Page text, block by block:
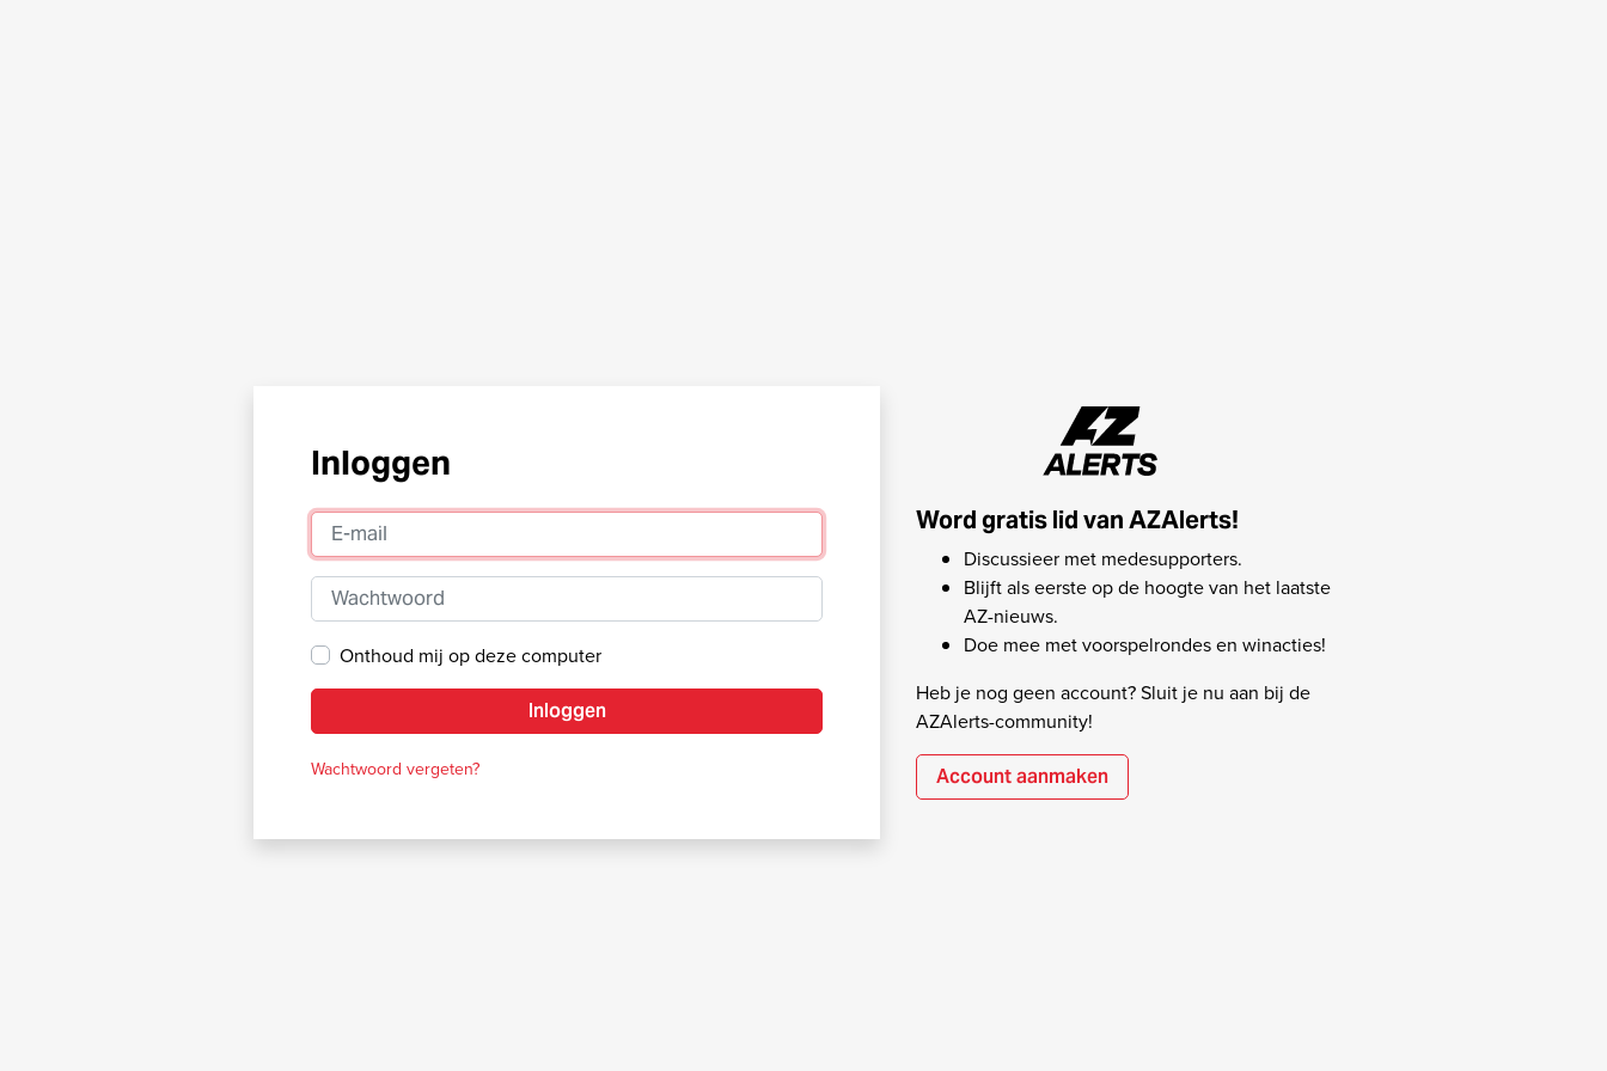
Inloggen
E-mail
Wachtwoord
Onthoud mij op deze computer
Inloggen
Wachtwoord vergeten?
Word gratis lid van AZAlerts!
Discussieer met medesupporters.
Blijft als eerste op de hoogte van het laatste
AZ-nieuws.
Doe mee met voorspelrondes en winacties!
Heb je nog geen account? Sluit je nu aan bij de
AZAlerts-community!
Account aanmaken